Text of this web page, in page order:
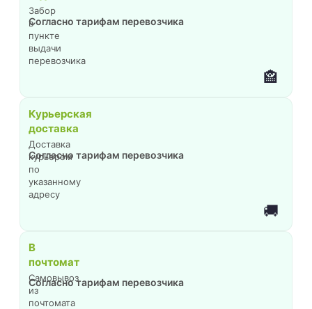
🏤
Забор
в
пункте
выдачи
перевозчика
Согласно тарифам перевозчика
🚚
Курьерская
доставка
Доставка
курьером
по
указанному
адресу
Согласно тарифам перевозчика
В
почтомат
Самовывоз
из
почтомата
Согласно тарифам перевозчика